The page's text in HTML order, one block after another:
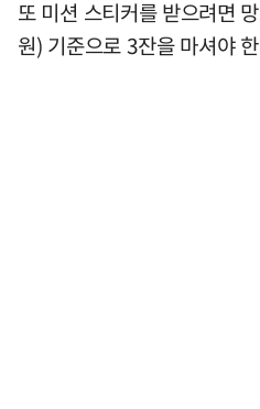
또 미션 스티커를 받으려면
원) 기준으로 3잔을 마셔야